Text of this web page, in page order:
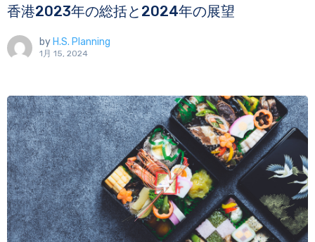
香港2023年の総括と2024年の展望
byH.S. Planning
1月 15, 2024